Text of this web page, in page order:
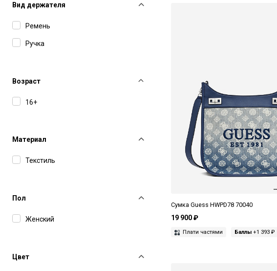
Gedebe
Guess
Hibourama
The Row
Themoire
Вид держателя
Ремень
Ручка
Возраст
16+
Материал
Текстиль
Пол
Женский
Цвет
Сумка Guess HWPD78 70040
19 900 ₽
Плати частями Баллы +1 393 ₽